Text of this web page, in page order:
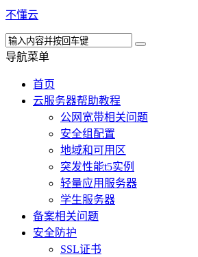
不懂云
导航菜单
首页
云服务器帮助教程
公网宽带相关问题
安全组配置
地域和可用区
突发性能t5实例
轻量应用服务器
学生服务器
备案相关问题
安全防护
SSL证书